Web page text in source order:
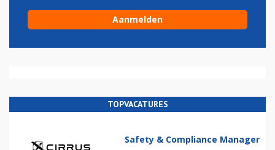
TOPVACATURES
Safety & Compliance Manager